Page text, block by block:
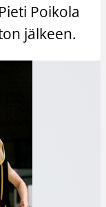
Poikola
jälkeen.